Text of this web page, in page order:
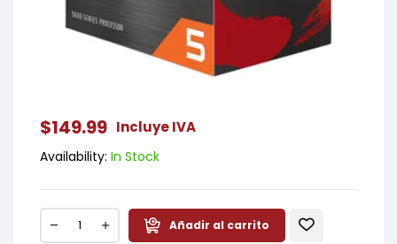
$149.99 Incluye IVA
Availability: In Stock
Añadir al carrito